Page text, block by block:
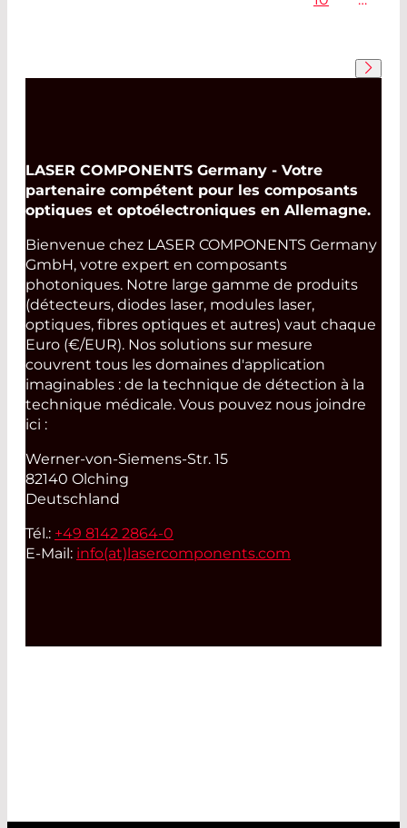
LASER COMPONENTS Germany - Votre
partenaire compétent pour les composants
optiques et optoélectroniques en Allemagne.
Bienvenue chez LASER COMPONENTS Germany
GmbH, votre expert en composants
photoniques. Notre large gamme de produits
(détecteurs, diodes laser, modules laser,
optiques, fibres optiques et autres) vaut chaque
Euro (€/EUR). Nos solutions sur mesure
couvrent tous les domaines d'application
imaginables : de la technique de détection à la
technique médicale. Vous pouvez nous joindre
ici :
Werner-von-Siemens-Str. 15
82140 Olching
Deutschland
Tél.: +49 8142 2864-0
E-Mail: info(at)lasercomponents.com